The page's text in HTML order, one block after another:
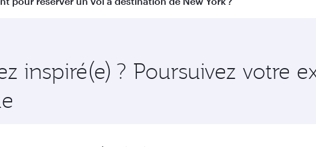
inspiré(e) ? Poursuivez votre